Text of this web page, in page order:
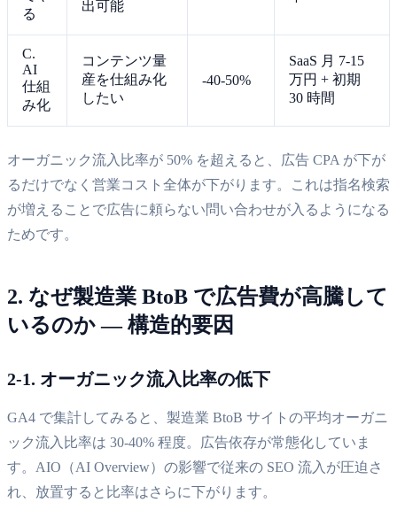
る
出可能
C.
AI
仕組
み化
コンテンツ量
産を仕組み化
したい
-40-50%
SaaS 月 7-15
万円 + 初期
30 時間
オーガニック流入比率が 50% を超えると、広告 CPA が下が
るだけでなく営業コスト全体が下がります。これは指名検索
が増えることで広告に頼らない問い合わせが入るようになる
ためです。
2. なぜ製造業 BtoB で広告費が高騰して
いるのか — 構造的要因
2-1. オーガニック流入比率の低下
GA4 で集計してみると、製造業 BtoB サイトの平均オーガニ
ック流入比率は 30-40% 程度。広告依存が常態化していま
す。AIO（AI Overview）の影響で従来の SEO 流入が圧迫さ
れ、放置すると比率はさらに下がります。